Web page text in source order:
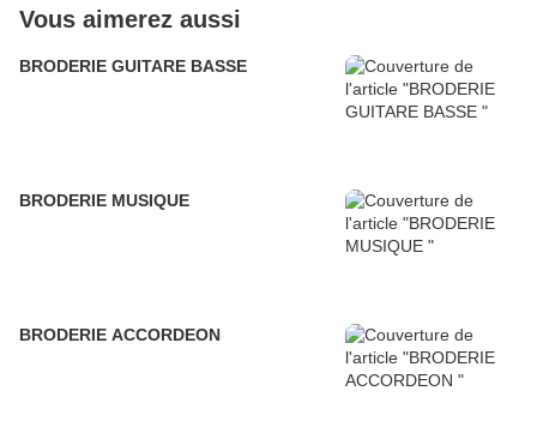
Vous aimerez aussi
BRODERIE GUITARE BASSE
BRODERIE MUSIQUE
BRODERIE ACCORDEON